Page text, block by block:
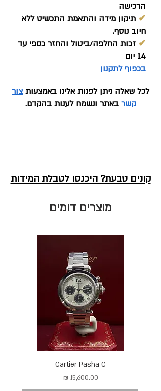
הרכישה
✔ תיקון מידה והתאמת התכשיט ללא
חיוב נוסף.
✔ זכות החלפה/ביטול והחזר כספי עד
14 יום
בכפוף לתקנון
לכל שאלה ניתן לפנות אלינו באמצעות צור
קשר באתר ונשמח לענות בהקדם.
קונים טבעת? היכנסו לטבלת המידות
מוצרים דומים
Cartier Pasha C
מחיר